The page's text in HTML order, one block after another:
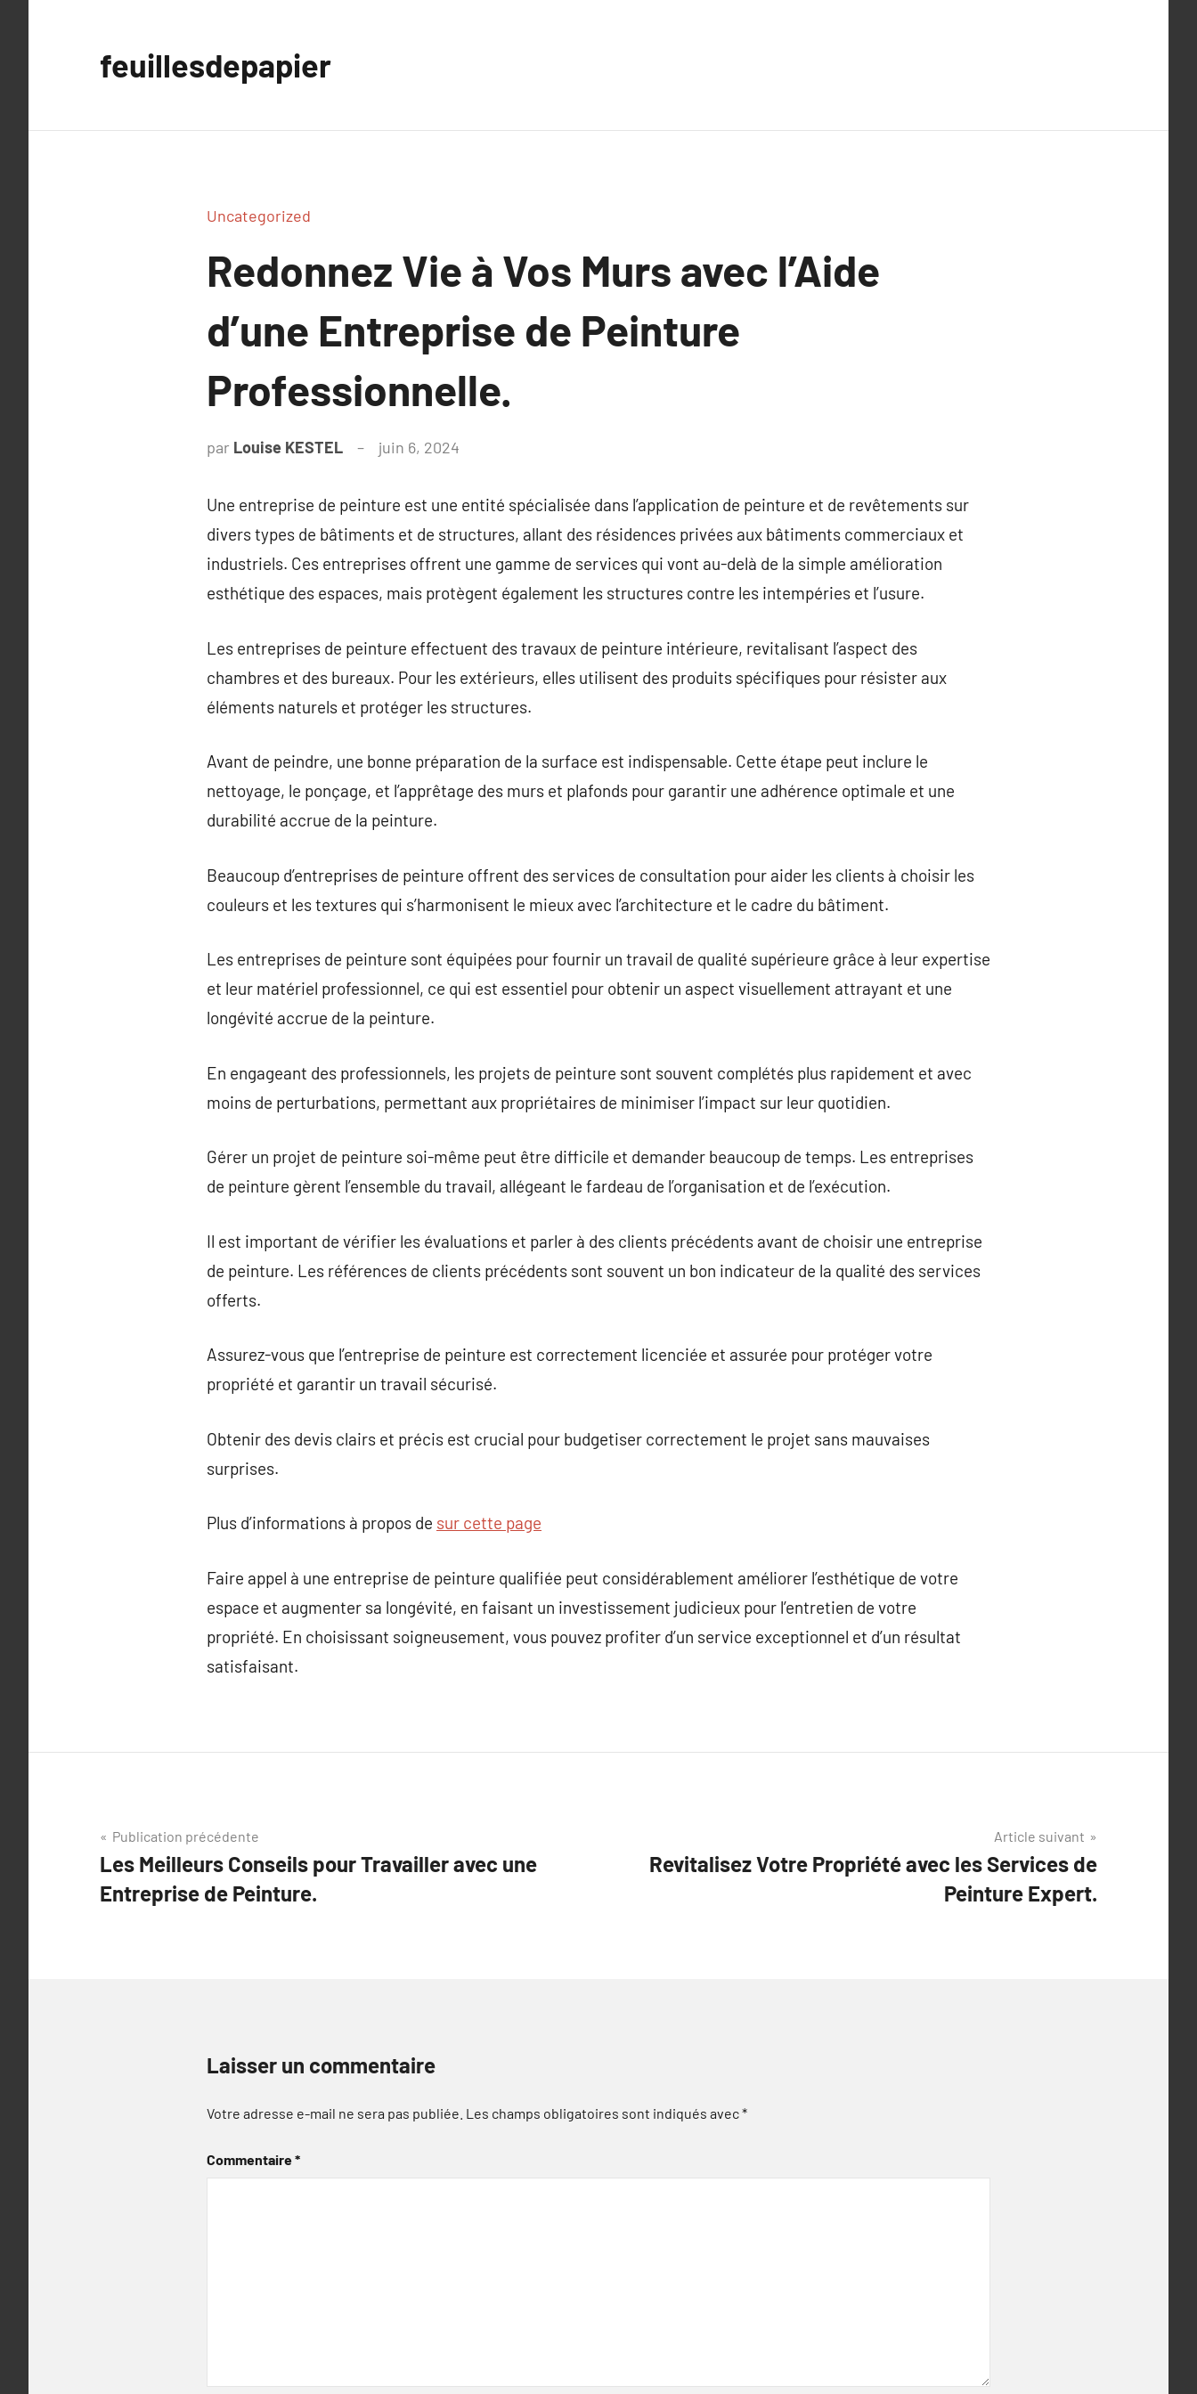
feuillesdepapier
Uncategorized
Redonnez Vie à Vos Murs avec l’Aide
d’une Entreprise de Peinture
Professionnelle.
par Louise KESTEL juin 6, 2024
Une entreprise de peinture est une entité spécialisée dans l’application de peinture et de revêtements sur
divers types de bâtiments et de structures, allant des résidences privées aux bâtiments commerciaux et
industriels. Ces entreprises offrent une gamme de services qui vont au-delà de la simple amélioration
esthétique des espaces, mais protègent également les structures contre les intempéries et l’usure.
Les entreprises de peinture effectuent des travaux de peinture intérieure, revitalisant l’aspect des
chambres et des bureaux. Pour les extérieurs, elles utilisent des produits spécifiques pour résister aux
éléments naturels et protéger les structures.
Avant de peindre, une bonne préparation de la surface est indispensable. Cette étape peut inclure le
nettoyage, le ponçage, et l’apprêtage des murs et plafonds pour garantir une adhérence optimale et une
durabilité accrue de la peinture.
Beaucoup d’entreprises de peinture offrent des services de consultation pour aider les clients à choisir les
couleurs et les textures qui s’harmonisent le mieux avec l’architecture et le cadre du bâtiment.
Les entreprises de peinture sont équipées pour fournir un travail de qualité supérieure grâce à leur expertise
et leur matériel professionnel, ce qui est essentiel pour obtenir un aspect visuellement attrayant et une
longévité accrue de la peinture.
En engageant des professionnels, les projets de peinture sont souvent complétés plus rapidement et avec
moins de perturbations, permettant aux propriétaires de minimiser l’impact sur leur quotidien.
Gérer un projet de peinture soi-même peut être difficile et demander beaucoup de temps. Les entreprises
de peinture gèrent l’ensemble du travail, allégeant le fardeau de l’organisation et de l’exécution.
Il est important de vérifier les évaluations et parler à des clients précédents avant de choisir une entreprise
de peinture. Les références de clients précédents sont souvent un bon indicateur de la qualité des services
offerts.
Assurez-vous que l’entreprise de peinture est correctement licenciée et assurée pour protéger votre
propriété et garantir un travail sécurisé.
Obtenir des devis clairs et précis est crucial pour budgetiser correctement le projet sans mauvaises
surprises.
Plus d’informations à propos de sur cette page
Faire appel à une entreprise de peinture qualifiée peut considérablement améliorer l’esthétique de votre
espace et augmenter sa longévité, en faisant un investissement judicieux pour l’entretien de votre
propriété. En choisissant soigneusement, vous pouvez profiter d’un service exceptionnel et d’un résultat
satisfaisant.
Navigation
de
l’article
Publication précédente
Les Meilleurs Conseils pour Travailler avec une
Entreprise de Peinture.
Article suivant
Revitalisez Votre Propriété avec les Services de
Peinture Expert.
Laisser un commentaire
Votre adresse e-mail ne sera pas publiée. Les champs obligatoires sont indiqués avec*
Commentaire*